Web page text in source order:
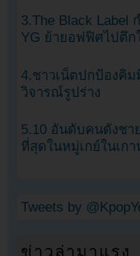
3.The Black Label
YG ย้ายอฟฟิศไปตึ
4.ชาวเน็ตปกป้องคิม
วิจารณ์รูปร่าง
5.10 อันดับคนดังชา
ที่สุดในหมู่เกย์ในเก
Tweets by
ข่าวล่ามาแรง